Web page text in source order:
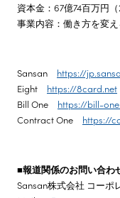
資本金：67億74百万円（
事業内容：働き方を変
Sansan https://
Eight https://8card.net
Bill One https://bill-
Contract One https://
■報道関係のお問い合わ
Sansan株式会社 コーポ